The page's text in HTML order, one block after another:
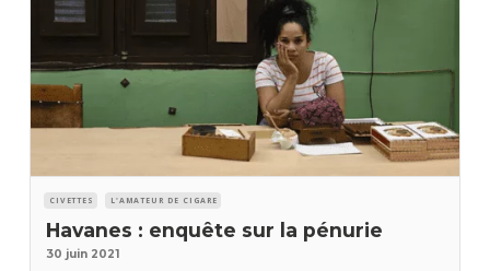
CIVETTES L'AMATEUR DE CIGARE
Havanes : enquête sur la pénurie
30 juin 2021